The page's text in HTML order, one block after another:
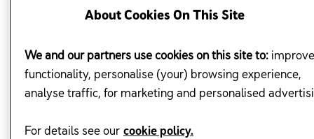
Seimbang
kandungan makanan untuk memupuk tabiat
pemakanan yang sihat. Berikut merupakan nutrien
penting yang terkandung dalam makanan untuk kanak
kanak2:
Vitamin A
About Cookies On This Site
We and our partners use cookies on this site to:improve
functionality, personalise (your) browsing experience,
analyse traffic, for marketing and personalised
For details see our cookie policy.